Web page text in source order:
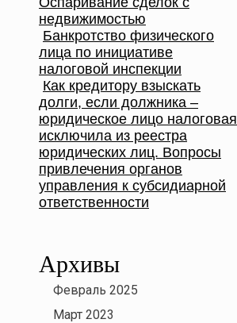
недвижимостью
Банкротство физического
лица по инициативе
налоговой инспекции
Как кредитору взыскать
долги, если должника –
юридическое лицо налоговая
исключила из реестра
юридических лиц. Вопросы
привлечения органов
управления к субсидиарной
ответственности
Архивы
Февраль 2025
Март 2023